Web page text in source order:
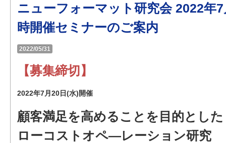
ニューフォーマット研究会 2022年
時開催セミナーのご案内
2022/05/31
【募集締切】
2022年7月20日(水)開催
顧客満足を高めることを目的とした
ローコストオペ―レーション研究